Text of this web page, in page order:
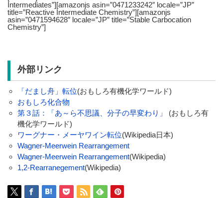
Intermediates”][amazonjs asin=”0471233242″ locale=”JP”
title=”Reactive Intermediate Chemistry”][amazonjs
asin=”0471594628″ locale=”JP” title=”Stable Carbocation
Chemistry”]
外部リンク
「だまし舟」転位(おもしろ有機化学ワールド)
おもしろ化合物
第３話：「あ～ら不思議、分子の早変わり」
(おもしろ有
機化学ワールド)
ワーグナー・メーヤワイン転位(Wikipedia日本)
Wagner-Meerwein Rearrangement
Wagner-Meerwein Rearrangement(Wikipedia)
1,2-Rearranegement(Wikipedia)